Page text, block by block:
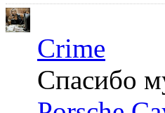
Crime
Спасибо